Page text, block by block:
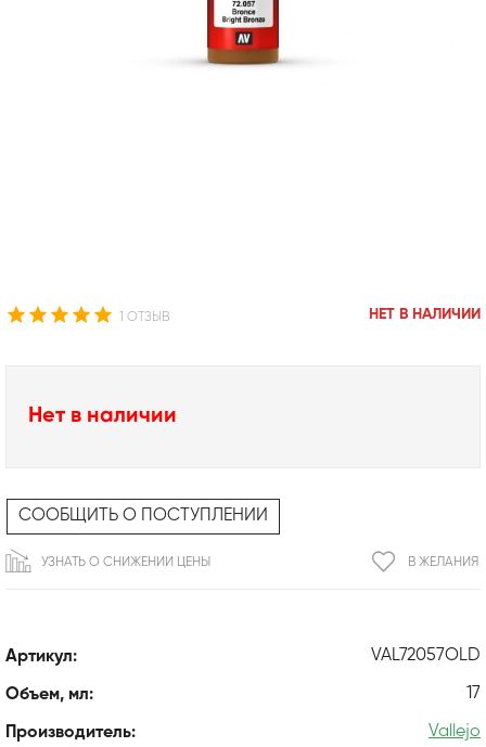
1 ОТЗЫВ НЕТ В НАЛИЧИИ
Артикул: VAL72057OLD
Объем, мл: 17
Производитель: Vallejo
Нет в наличии
СООБЩИТЬ О ПОСТУПЛЕНИИ
В ЖЕЛАНИЯ
УЗНАТЬ О СНИЖЕНИИ ЦЕНЫ